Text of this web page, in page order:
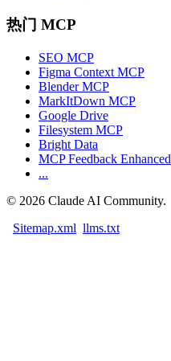
热门 MCP
SEO MCP
Figma Context MCP
Blender MCP
MarkItDown MCP
Google Drive
Filesystem MCP
Bright Data
MCP Feedback Enhanced
...
© 2026 Claude AI Community.
Sitemap.xml llms.txt